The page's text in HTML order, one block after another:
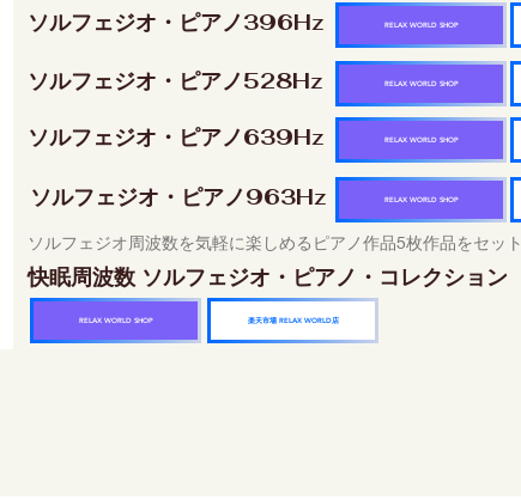
ソルフェジオ・ピアノ396Hz RELAX WORLD SHOP
ソルフェジオ・ピアノ528Hz RELAX WORLD SHOP
ソルフェジオ・ピアノ639Hz RELAX WORLD SHOP
ソルフェジオ・ピアノ963Hz RELAX WORLD SHOP
ソルフェジオ周波数を気軽に楽しめるピアノ作品5枚作品をセット
快眠周波数 ソルフェジオ・ピアノ・コレクション
RELAX WORLD SHOP 楽天市場 RELAX WORLD店